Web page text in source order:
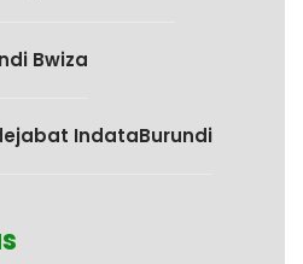
Bwiza
IndataBurundi